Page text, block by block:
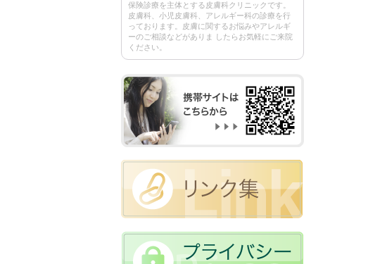
保険診療を主体とする皮膚科クリニックです。
皮膚科、小児皮膚科、アレルギー科の診療を行
っております。皮膚に関するお悩みやアレルギ
ーのご相談などがありま したらお気軽にご来院
ください。